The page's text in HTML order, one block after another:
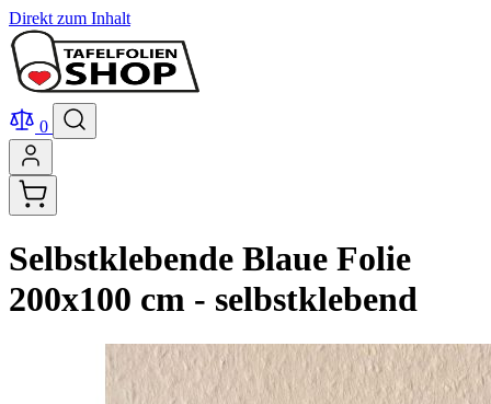
Direkt zum Inhalt
0
Selbstklebende Blaue Folie
200x100 cm - selbstklebend